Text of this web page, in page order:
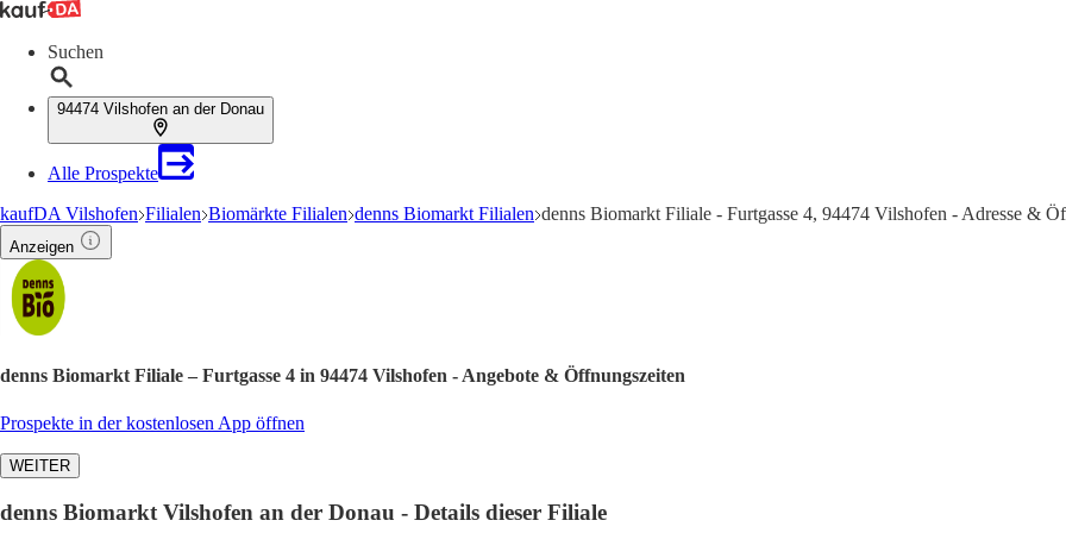
Suchen
94474 Vilshofen an der Donau
Alle Prospekte
kaufDA Vilshofen Filialen Biomärkte Filialen denns Biomarkt Filialen denns Biomarkt Filiale - Furtgasse 4, 94474 Vilshofen - Adresse &
Anzeigen
denns Biomarkt Filiale – Furtgasse 4 in 94474 Vilshofen - Angebote & Öffnungszeiten
Prospekte in der kostenlosen App öffnen
WEITER
denns Biomarkt Vilshofen an der Donau - Details dieser Filiale